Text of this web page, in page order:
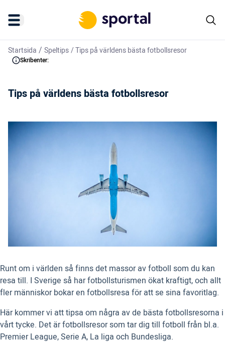
Startsida / Speltips/Tips på världens bästa fotbollsresor
Skribenter:
Tips på världens bästa fotbollsresor
Runt om i världen så finns det massor av fotboll som du kan
resa till. I Sverige så har fotbollsturismen ökat kraftigt, och allt
fler människor bokar en fotbollsresa för att se sina favoritlag.
Här kommer vi att tipsa om några av de bästa fotbollsresorna i
vårt tycke. Det är fotbollsresor som tar dig till fotboll från bl.a.
Premier League, Serie A, La liga och Bundesliga.